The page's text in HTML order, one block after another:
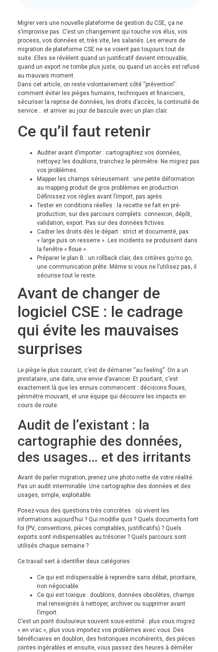
Migrer vers une nouvelle plateforme de gestion du CSE, ça ne
s’improvise pas. C’est un changement qui touche vos élus, vos
process, vos données et, très vite, les salariés. Les erreurs de
migration de plateforme CSE ne se voient pas toujours tout de
suite. Elles se révèlent quand un justificatif devient introuvable,
quand un export ne tombe plus juste, ou quand un accès est refusé
au mauvais moment.
Dans cet article, on reste volontairement côté “prévention” :
comment éviter les pièges humains, techniques et financiers,
sécuriser la reprise de données, les droits d’accès, la continuité de
service… et arriver au jour de bascule avec un plan clair.
Ce qu’il faut retenir
Auditer avant d’importer : cartographiez vos données,
nettoyez les doublons, tranchez le périmètre. Ne migrez pas
vos problèmes.
Mapper les champs sérieusement : une petite déformation
au mapping produit de gros problèmes en production.
Définissez vos règles avant l’import, pas après.
Tester en conditions réelles : la recette se fait en pré-
production, sur des parcours complets: connexion, dépôt,
validation, export. Pas sur des données fictives.
Cadrer les droits dès le départ : strict et documenté, pas
« large puis on resserre ». Les incidents se produisent dans
la fenêtre « floue ».
Préparer le plan B : un rollback clair, des critères go/no go,
une communication prête. Même si vous ne l’utilisez pas, il
sécurise tout le reste.
Avant de changer de
logiciel CSE : le cadrage
qui évite les mauvaises
surprises
Le piège le plus courant, c’est de démarrer “au feeling”. On a un
prestataire, une date, une envie d’avancer. Et pourtant, c’est
exactement là que les ennuis commencent : décisions floues,
périmètre mouvant, et une équipe qui découvre les impacts en
cours de route.
Audit de l’existant : la
cartographie des données,
des usages… et des irritants
Avant de parler migration, prenez une photo nette de votre réalité.
Pas un audit interminable. Une cartographie des données et des
usages, simple, exploitable.
Posez-vous des questions très concrètes : où vivent les
informations aujourd’hui ? Qui modifie quoi ? Quels documents font
foi (PV, conventions, pièces comptables, justificatifs) ? Quels
exports sont indispensables au trésorier ? Quels parcours sont
utilisés chaque semaine ?
Ce travail sert à identifier deux catégories :
Ce qui est indispensable à reprendre sans débat, prioritaire,
non négociable.
Ce qui est toxique : doublons, données obsolètes, champs
mal renseignés à nettoyer, archiver ou supprimer avant
l’import.
C’est un point douloureux souvent sous-estimé : plus vous migrez
« en vrac », plus vous importez vos problèmes avec vous. Des
bénéficiaires en doublon, des historiques incohérents, des pièces
jointes ingérables et ensuite, vous passez des heures à démêler